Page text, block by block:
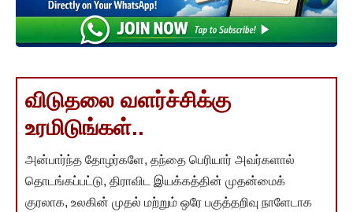
விடுதலை வளர்ச்சிக்கு
உரமிடுங்கள்..
அன்பார்ந்த தோழர்களே, தந்தை பெரியார் அவர்களால்
தொடங்கப்பட்டு, திராவிட இயக்கத்தின் முதன்மைக்
குரலாக, உலகின் முதல் மற்றும் ஒரே பகுத்தறிவு நாளேடாக